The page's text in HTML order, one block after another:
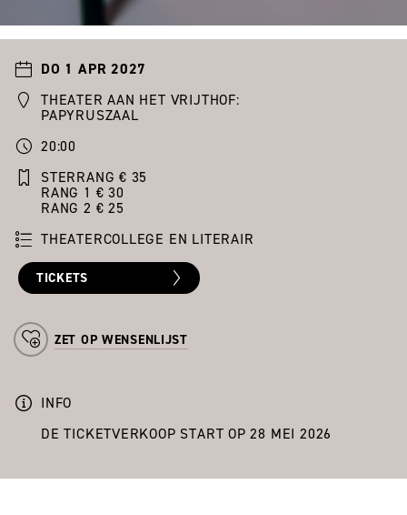
DO 1 APR 2027
THEATER AAN HET VRIJTHOF:
PAPYRUSZAAL
20:00
STERRANG € 35
RANG 1 € 30
RANG 2 € 25
THEATERCOLLEGE EN LITERAIR
TICKETS
ZET OP WENSENLIJST
INFO
DE TICKETVERKOOP START OP 28 MEI 2026